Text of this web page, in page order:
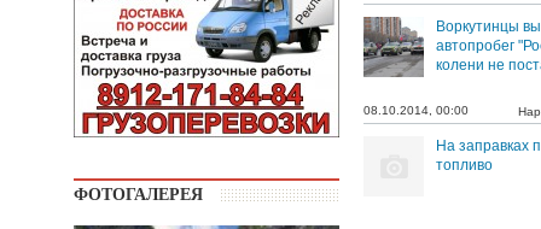
ФОТОГАЛЕРЕЯ
Воркутинцы
автопробег
колени не
08.10.2014, 00:00
На заправках
топливо